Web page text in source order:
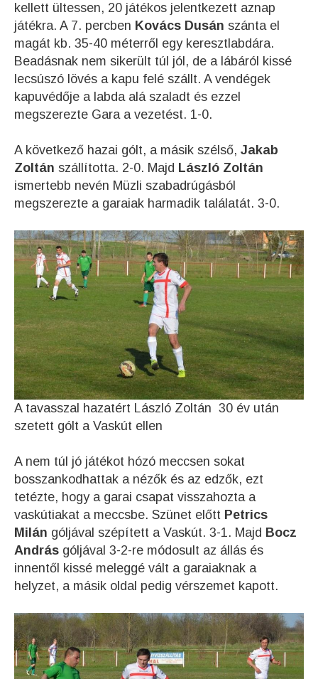
kellett ültessen, 20 játékos jelentkezett aznap
játékra. A 7. percben Kovács Dusán szánta el
magát kb. 35-40 méterről egy keresztlabdára.
Beadásnak nem sikerült túl jól, de a lábáról kissé
lecsúszó lövés a kapu felé szállt. A vendégek
kapuvédője a labda alá szaladt és ezzel
megszerezte Gara a vezetést. 1-0.
A következő hazai gólt, a másik szélső, Jakab
Zoltán szállította. 2-0. Majd László Zoltán
ismertebb nevén Müzli szabadrúgásból
megszerezte a garaiak harmadik találatát. 3-0.
A tavasszal hazatért László Zoltán 30 év után
szetett gólt a Vaskút ellen
A nem túl jó játékot hózó meccsen sokat
bosszankodhattak a nézők és az edzők, ezt
tetézte, hogy a garai csapat visszahozta a
vaskútiakat a meccsbe. Szünet előtt Petrics
Milán góljával szépített a Vaskút. 3-1. Majd Bocz
András góljával 3-2-re módosult az állás és
innentől kissé meleggé vált a garaiaknak a
helyzet, a másik oldal pedig vérszemet kapott.